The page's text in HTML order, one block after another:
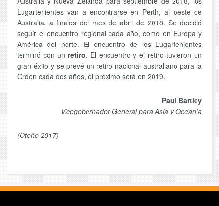
Lugartenientes van a encontrarse en Perth, al oeste de
Australia, a finales del mes de abril de 2018. Se decidió
seguir el encuentro regional cada año, como en Europa y
América del norte. El encuentro de los Lugartenientes
terminó con un retiro. El encuentro y el retiro tuvieron un
gran éxito y se prevé un retiro nacional australiano para la
Orden cada dos años, el próximo será en 2019.
Paul Bartley
Vicegobernador General para Asia y Oceanía
(Otoño 2017)